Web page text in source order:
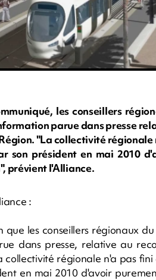
les conseillers
parue dans presse
"La collectivité régionale
son président en mai 2010
prévient l'Alliance.
:
que les conseillers régionaux
dans presse, relative au
régionale n'a pas fini
en mai 2010 d'avoir